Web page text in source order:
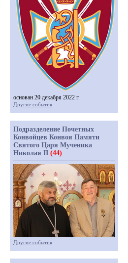
основан 20 декабря 2022 г.
Другие события
Подразделение Почетных
Конвойцев Конвоя Памяти
Святого Царя Мученика
Николая II (44)
Другие события